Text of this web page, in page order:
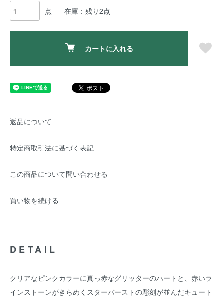
点 在庫：残り2点
カートに入れる
返品について
特定商取引法に基づく表記
この商品について問い合わせる
買い物を続ける
DETAIL
クリアなピンクカラーに真っ赤なグリッターのハートと、赤いラ
インストーンがきらめくスターバーストの彫刻が並んだキュート